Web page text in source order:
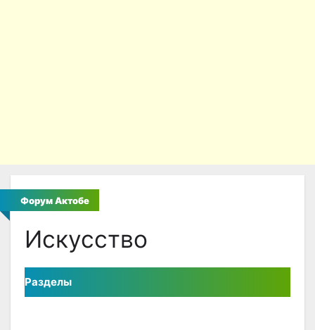
Форум Актобе
Искусство
Разделы